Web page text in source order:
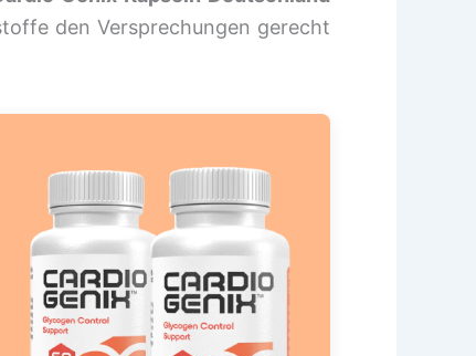
den Versprechungen gerecht